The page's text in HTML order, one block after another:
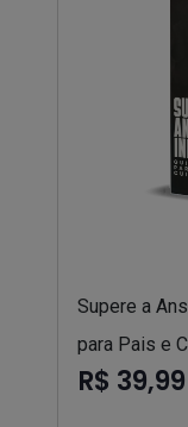
Supere a
para Pais e
R$ 39,99